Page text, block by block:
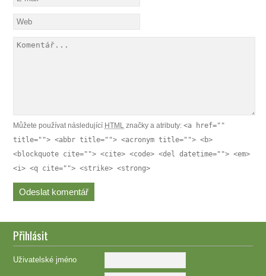
Můžete používat následující HTML značky a atributy:<a href=""
title=""> <abbr title=""> <acronym title=""> <b>
<blockquote cite=""> <cite> <code> <del datetime=""> <em>
<i> <q cite=""> <strike> <strong>
Přihlásit
Uživatelské jméno